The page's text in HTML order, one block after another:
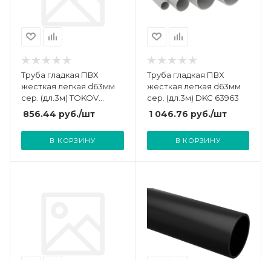
Труба гладкая ПВХ
жесткая легкая d63мм
сер. (дл.3м) TOKOV
ELECTRIC TKE-THG-PVC-
63-3-C06
856.44 руб./шт
В КОРЗИНУ
Труба гладкая ПВХ
жесткая легкая d63мм
сер. (дл.3м) DKC 63963
1 046.76 руб./шт
В КОРЗИНУ